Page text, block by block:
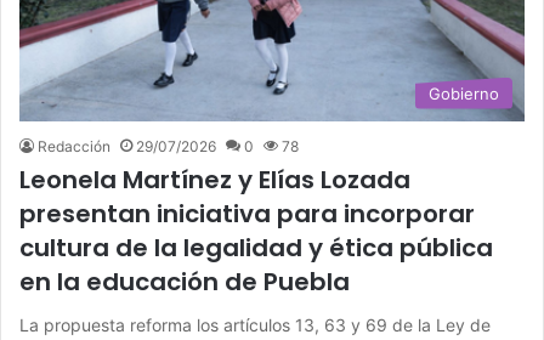
Gobierno
Redacción 29/07/2026 0 78
Leonela Martínez y Elías Lozada
presentan iniciativa para incorporar
cultura de la legalidad y ética pública
en la educación de Puebla
La propuesta reforma los artículos 13, 63 y 69 de la Ley de